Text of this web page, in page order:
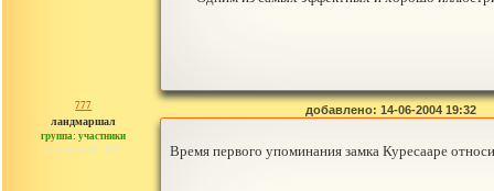
777
ландмаршал
группа: участники
сообщений: 159
добавлено: 14-06-2004 19:32
Время первого упоминания замка Куресааре